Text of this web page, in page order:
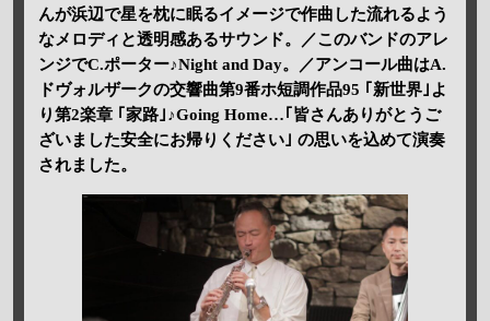
んが浜辺で星を枕に眠るイメージで作曲した流れるよう
なメロディと透明感あるサウンド。／このバンドのアレ
ンジでC.ポーター♪Night and Day。／アンコール曲はA.
ドヴォルザークの交響曲第9番ホ短調作品95 ｢新世界｣よ
り第2楽章 ｢家路｣♪Going Home…｢皆さんありがとうご
ざいました安全にお帰りください｣ の思いを込めて演奏
されました。